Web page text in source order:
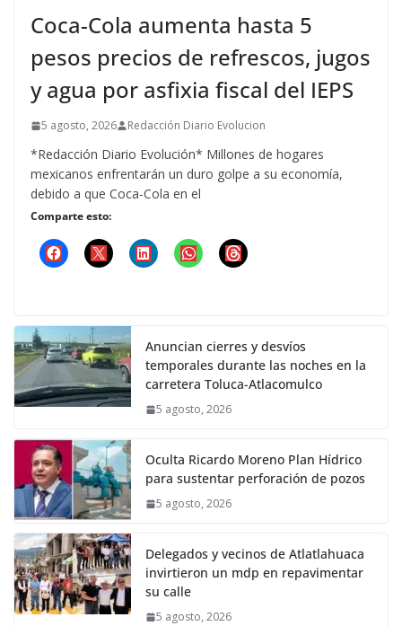
Coca-Cola aumenta hasta 5
pesos precios de refrescos, jugos
y agua por asfixia fiscal del IEPS
5 agosto, 2026 Redacción Diario Evolucion
*Redacción Diario Evolución* Millones de hogares
mexicanos enfrentarán un duro golpe a su economía,
debido a que Coca-Cola en el
Comparte esto:
Anuncian cierres y desvíos
temporales durante las noches en la
carretera Toluca-Atlacomulco
5 agosto, 2026
Oculta Ricardo Moreno Plan Hídrico
para sustentar perforación de pozos
5 agosto, 2026
Delegados y vecinos de Atlatlahuaca
invirtieron un mdp en repavimentar
su calle
5 agosto, 2026